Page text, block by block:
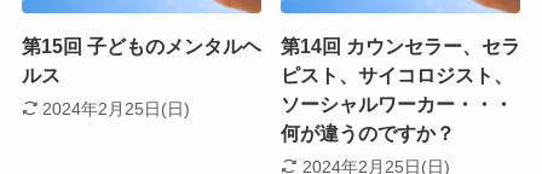
第15回 子どものメンタルヘ
ルス
2024年2月25日(日)
第14回 カウンセラー、セラ
ピスト、サイコロジスト、
ソーシャルワーカー・・・
何が違うのですか？
2024年2月25日(日)